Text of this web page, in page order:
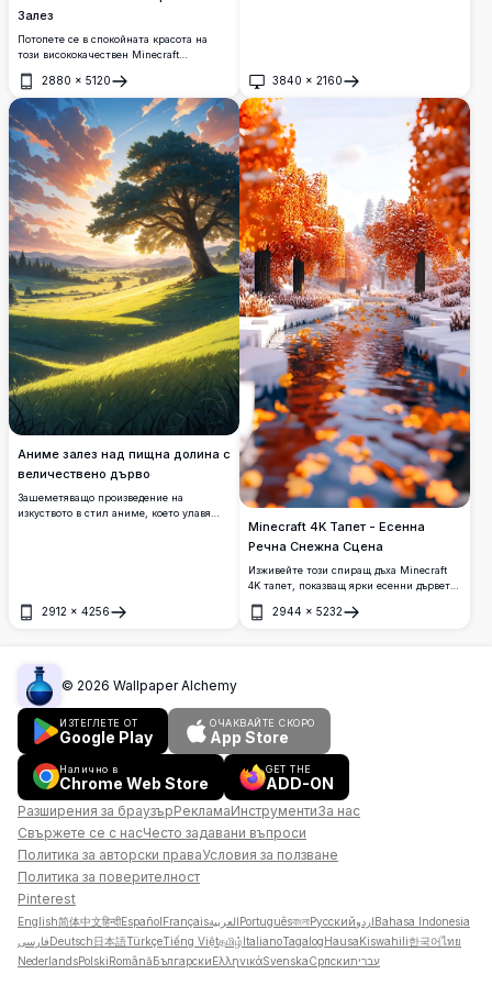
Залез
Потопете се в спокойната красота на
този висококачествен Minecraft
залез. Снежинки падащи леко сред
пикселизирани дървета, създават
спокойна и очарователна сцена,
перфектна за всяко устройство на
любителя на Minecraft.
2880 × 5120
Отвори
3840 × 2160
Отвори
Аниме залез над пищна долина с
величествено дърво
Зашеметяващо произведение на
изкуството в стил аниме, което улавя
и сини облаци. Перфектно за феновете на
аниме изкуство с висока резолюция и
2912 × 4256
Отвори
Minecraft 4K Тапет - Есенна
Речна Снежна Сцена
Изживейте този спиращ дъха Minecraft
4K тапет, показващ ярки есенни дървета
покрай спокойна река. Покритият със
2944 × 5232
Отвори
© 2026 Wallpaper Alchemy
ИЗТЕГЛЕТЕ ОТ
Google Play
ОЧАКВАЙТЕ СКОРО
App Store
Налично в
Chrome Web Store
GET THE
ADD-ON
Разширения за браузърРекламаИнструментиЗа нас
Свържете се с насЧесто задавани въпроси
Политика за авторски праваУсловия за ползване
Политика за поверителност
Pinterest
English简体中文हिन्दीEspañolFrançaisالعربيةPortuguêsবাংলাРусскийاردوBahasa Indonesia
فارسیDeutsch日本語TürkçeTiếng Việtதமிழ்ItalianoTagalogHausaKiswahili한국어ไทย
NederlandsPolskiRomânăБългарскиΕλληνικάSvenskaСрпскиעברית